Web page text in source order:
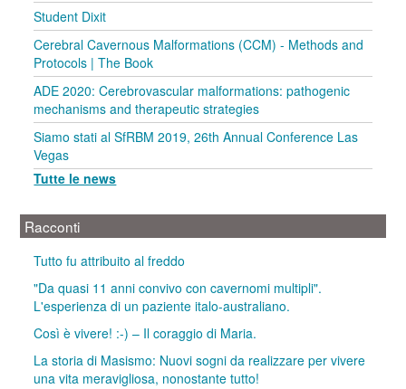
Student Dixit
Cerebral Cavernous Malformations (CCM) - Methods and
Protocols | The Book
ADE 2020: Cerebrovascular malformations: pathogenic
mechanisms and therapeutic strategies
Siamo stati al SfRBM 2019, 26th Annual Conference Las
Vegas
Tutte le news
Racconti
Tutto fu attribuito al freddo
"Da quasi 11 anni convivo con cavernomi multipli".
L'esperienza di un paziente italo-australiano.
Così è vivere! :-) – Il coraggio di Maria.
La storia di Masismo: Nuovi sogni da realizzare per vivere
una vita meravigliosa, nonostante tutto!